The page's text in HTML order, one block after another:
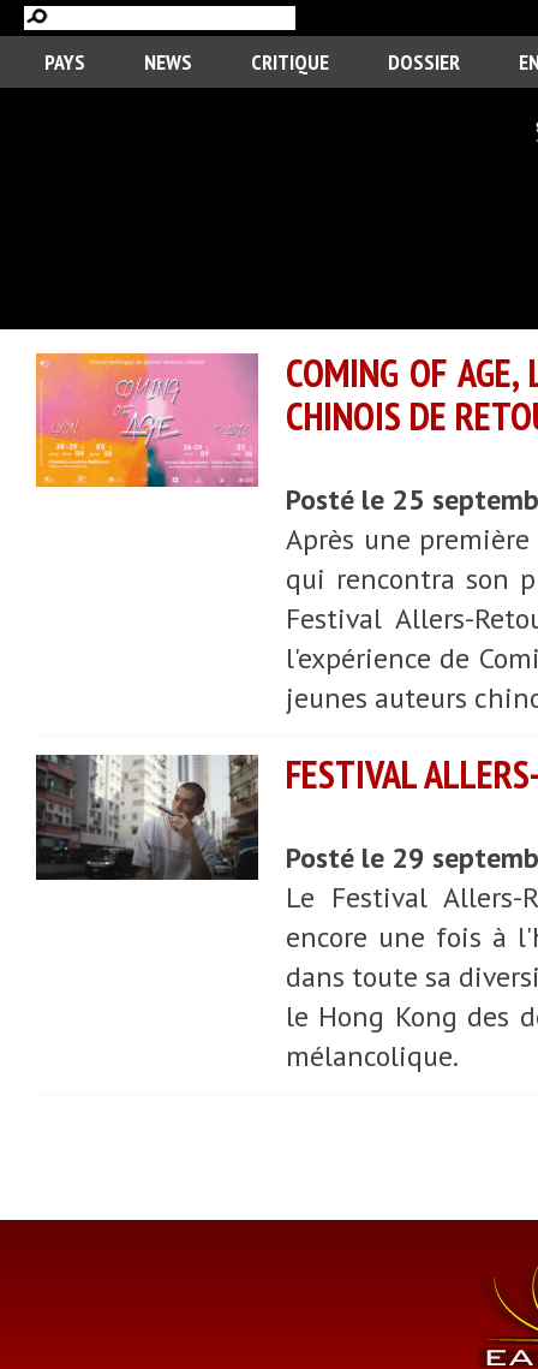
PAYS NEWS CRITIQUE DOSSIER
COMING OF AGE,
CHINOIS DE
Posté le 25
Après une
qui rencontra son
Festival Allers-
l'expérience de
jeunes auteurs
FESTIVAL
Posté le 29
Le Festival
encore une fois à
dans toute sa
le Hong Kong des
mélancolique.